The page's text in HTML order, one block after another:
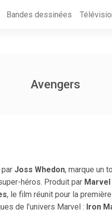
Bandes dessinées
Avengers
Joss Whedon, marque un
héros. Produit par Marvel
, le film réunit pour la
de l’univers Marvel : Iron